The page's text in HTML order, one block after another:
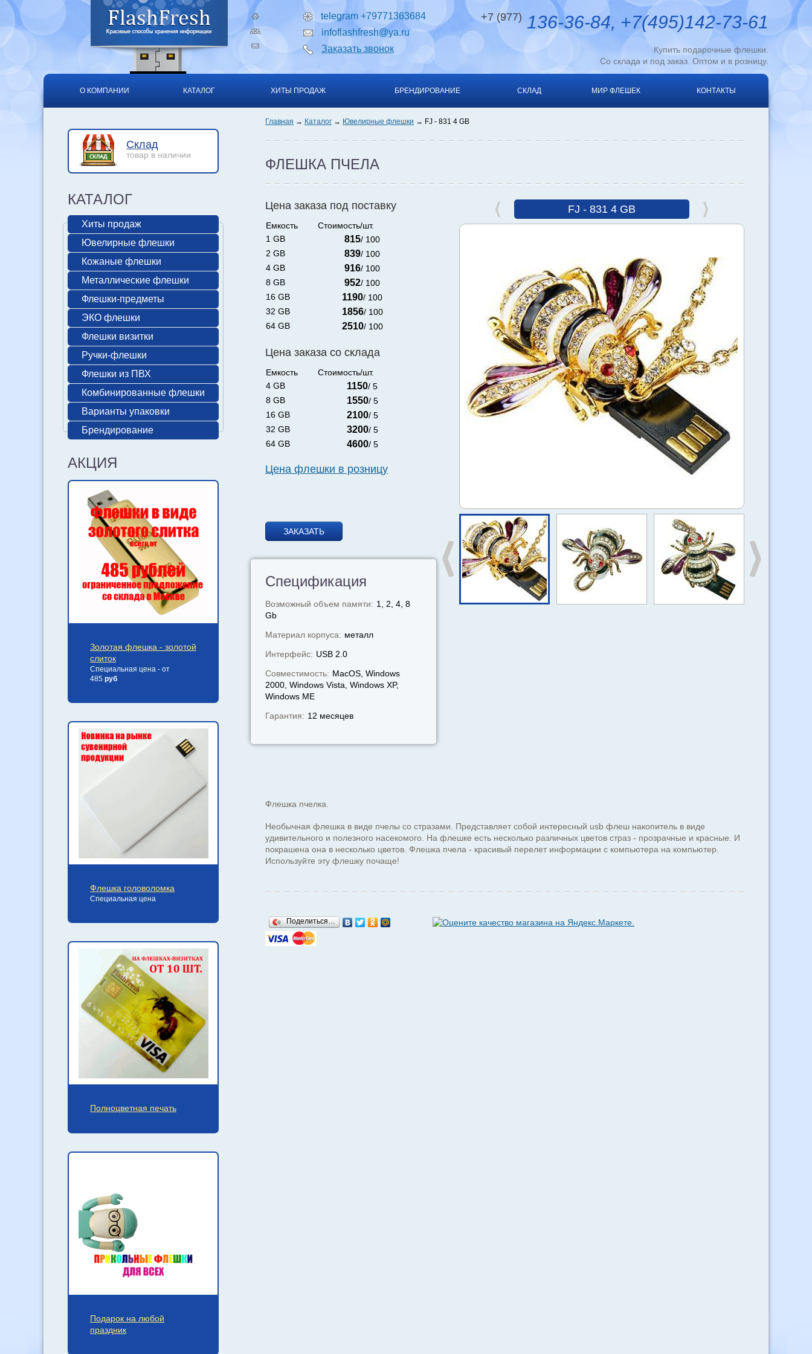
telegram +79771363684
infoflashfresh@ya.ru
Заказать звонок
+7 (977) 136-36-84, +7(495)142-73-61
Купить подарочные флешки.
Со склада и под заказ. Оптом и в розницу.
О КОМПАНИИ КАТАЛОГ ХИТЫ ПРОДАЖ БРЕНДИРОВАНИЕ СКЛАД МИР ФЛЕШЕК КОНТАКТЫ
Главная Каталог Ювелирные флешки FJ - 831 4 GB
ФЛЕШКА ПЧЕЛА
FJ - 831 4 GB
Цена заказа под поставку
Емкость
Стоимость/шт.
1 GB
815/ 100
2 GB
839/ 100
4 GB
916/ 100
8 GB
952/ 100
16 GB
1190/ 100
32 GB
1856/ 100
64 GB
2510/ 100
Цена заказа со склада
Емкость
Стоимость/шт.
4 GB
1150/ 5
8 GB
1550/ 5
16 GB
2100/ 5
32 GB
3200/ 5
64 GB
4600/ 5
Цена флешки в розницу
ЗАКАЗАТЬ
Спецификация
Возможный объем памяти: 1, 2, 4, 8
Gb
Материал корпуса: металл
Интерфейс: USB 2.0
Совместимость: MacOS, Windows
2000, Windows Vista, Windows XP,
Windows МЕ
Гарантия: 12 месяцев
Флешка пчелка.
Необычная флешка в виде пчелы со стразами. Представляет собой интересный usb флеш накопитель в виде
удивительного и полезного насекомого. На флешке есть несколько различных цветов страз - прозрачные и красные. И
покрашена она в несколько цветов. Флешка пчела - красивый перелет информации с компьютера на компьютер.
Используйте эту флешку почаще!
Поделиться…
Склад
товар в наличии
КАТАЛОГ
Хиты продаж
Ювелирные флешки
Кожаные флешки
Металлические флешки
Флешки-предметы
ЭКО флешки
Флешки визитки
Ручки-флешки
Флешки из ПВХ
Комбинированные флешки
Варианты упаковки
Брендирование
АКЦИЯ
Золотая флешка - золотой
слиток
Специальная цена - от
485 руб
Флешка головоломка
Специальная цена
Полноцветная печать
Подарок на любой
праздник